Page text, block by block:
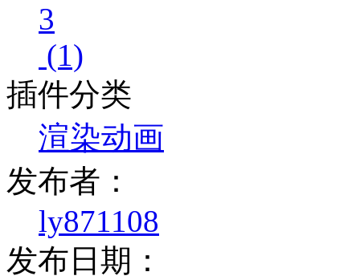
3
(1)
插件分类
渲染动画
发布者：
ly871108
发布日期：